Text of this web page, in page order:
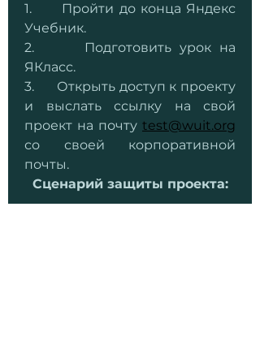
1.      Пройти до конца Яндекс
Учебник.
2.      Подготовить урок на
ЯКласс.
3.      Открыть доступ к проекту
и выслать ссылку на свой
проект на почту test@wuit.org
со своей корпоративной
почты.
Сценарий защиты проекта: